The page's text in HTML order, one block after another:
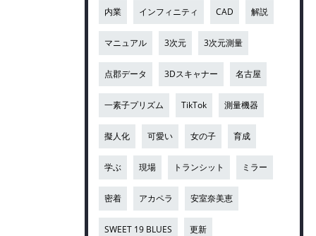
内業 インフィニティ CAD 解説
マニュアル 3次元 3次元測量
点郡データ 3Dスキャナー 名古屋
一素子プリズム TikTok 測量機器
擬人化 可愛い 女の子 育成
学ぶ 現場 トランシット ミラー
密着 アカペラ 安室奈美恵
SWEET 19 BLUES 更新